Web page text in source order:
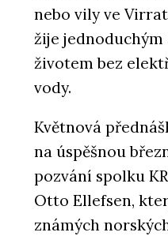
nebo vily ve
žije jednoduchým
životem bez
vody.
Květnová
na úspěšnou
pozvání spolku
Otto Ellefsen,
známých